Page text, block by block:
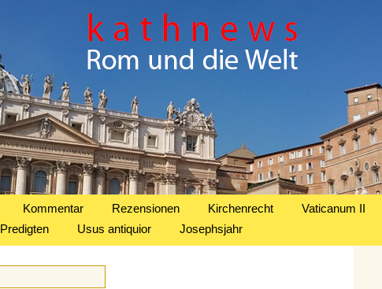
Kommentar Rezensionen Kirchenrecht Vaticanum II
Predigten Usus antiquior Josephsjahr